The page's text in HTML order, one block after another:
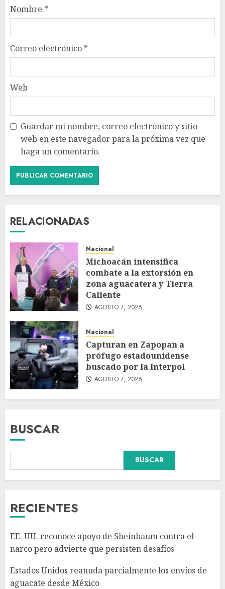
Nombre *
Correo electrónico *
Web
Guardar mi nombre, correo electrónico y sitio
web en este navegador para la próxima vez que
haga un comentario.
RELACIONADAS
Nacional
Michoacán intensifica
combate a la extorsión en
zona aguacatera y Tierra
Caliente
AGOSTO 7, 2026
Nacional
Capturan en Zapopan a
prófugo estadounidense
buscado por la Interpol
AGOSTO 7, 2026
BUSCAR
BUSCAR
RECIENTES
EE. UU. reconoce apoyo de Sheinbaum contra el
narco pero advierte que persisten desafíos
Estados Unidos reanuda parcialmente los envíos de
aguacate desde México
Declaran accidental la muerte
de Brandon Clarke por
4
relaciones diplomáticas tras
cuatro años de
enfrentamientos
AGOSTO 8, 2026